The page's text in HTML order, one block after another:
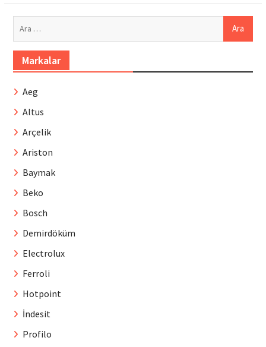
Markalar
Aeg
Altus
Arçelik
Ariston
Baymak
Beko
Bosch
Demirdöküm
Electrolux
Ferroli
Hotpoint
İndesit
Profilo